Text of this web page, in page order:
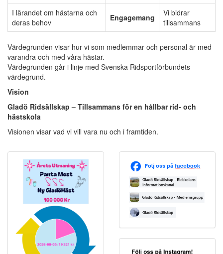
I lärandet om hästarna och
deras behov
Engagemang
Vi bidrar
tillsammans
Värdegrunden visar hur vi som medlemmar och personal är med
varandra och med våra hästar.
Värdegrunden går i linje med Svenska Ridsportförbundets
värdegrund.
Vision
Gladö Ridsällskap – Tillsammans för en hållbar rid- och
hästskola
Visionen visar vad vi vill vara nu och i framtiden.